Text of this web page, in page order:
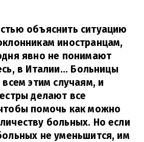
объяснить ситуацию
иностранцам,
явно не понимают
в Италии... Больницы
этим случаям, и
делают все
помочь как можно
больных. Но если
не уменьшится, им